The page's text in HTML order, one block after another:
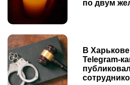
по двум
В
Telegram-